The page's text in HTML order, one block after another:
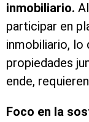
inmobiliario.
participar en
inmobiliario, lo
propiedades
ende,
Foco en la